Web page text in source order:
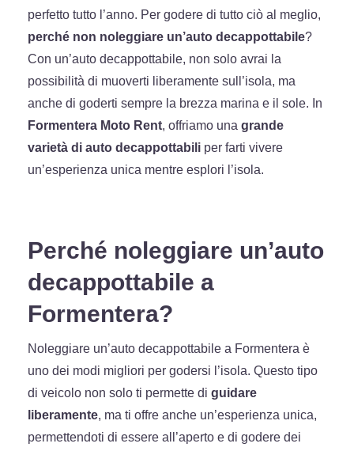
perfetto tutto l’anno. Per godere di tutto ciò al meglio,
perché non noleggiare un’auto decappottabile?
Con un’auto decappottabile, non solo avrai la
possibilità di muoverti liberamente sull’isola, ma
anche di goderti sempre la brezza marina e il sole. In
Formentera Moto Rent, offriamo una grande
varietà di auto decappottabili per farti vivere
un’esperienza unica mentre esplori l’isola.
Perché noleggiare un’auto
decappottabile a
Formentera?
Noleggiare un’auto decappottabile a Formentera è
uno dei modi migliori per godersi l’isola. Questo tipo
di veicolo non solo ti permette di guidare
liberamente, ma ti offre anche un’esperienza unica,
permettendoti di essere all’aperto e di godere dei